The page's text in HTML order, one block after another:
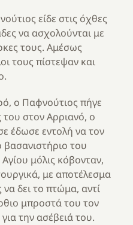
είδε στις όχθες
να ασχολούνται με
τους. Αμέσως
τους πίστεψαν και
ο Παφνούτιος πήγε
στον Αρριανό, ο
έδωσε εντολή να τον
του
μόλις κόβονταν,
με αποτέλεσμα
να δει το πτώμα, αντί
μπροστά του τον
την ασέβειά του.